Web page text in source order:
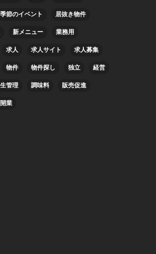
季節のイベント 居抜き物件
新メニュー 業務用
求人 求人サイト 求人募集
物件 物件探し 独立 経営
管理 調味料 販売促進
業